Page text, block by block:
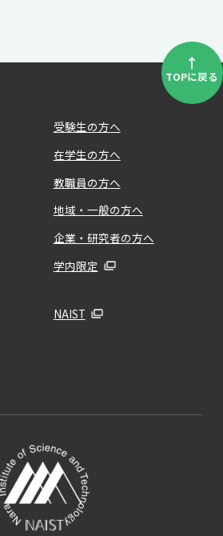
↑
TOPに戻る
受験生の方へ
在学生の方へ
教職員の方へ
地域・一般の方へ
企業・研究者の方へ
学内限定
NAIST